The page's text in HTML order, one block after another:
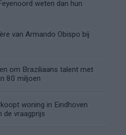
weten dan hun
van Armando Obispo bij
om Braziliaans talent met
80 miljoen
woning in Eindhoven
de vraagprijs